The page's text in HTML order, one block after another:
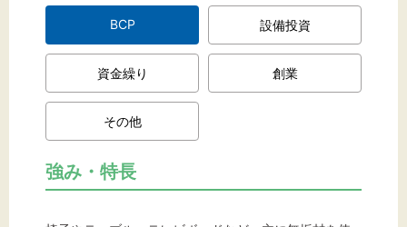
BCP 設備投資
資金繰り 創業
その他
強み・特長